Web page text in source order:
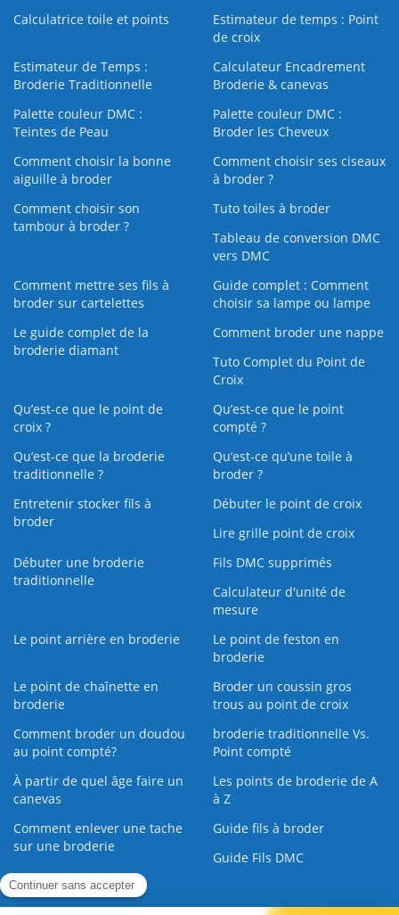
Calculatrice toile et points
Estimateur de temps : Point
de croix
Estimateur de Temps :
Broderie Traditionnelle
Calculateur Encadrement
Broderie & canevas
Palette couleur DMC :
Teintes de Peau
Palette couleur DMC :
Broder les Cheveux
Comment choisir la bonne
aiguille à broder
Comment choisir ses ciseaux
à broder ?
Comment choisir son
tambour à broder ?
Tuto toiles à broder
Tableau de conversion DMC
vers DMC
Comment mettre ses fils à
broder sur cartelettes
Guide complet : Comment
choisir sa lampe ou lampe
Le guide complet de la
broderie diamant
Comment broder une nappe
Tuto Complet du Point de
Croix
Qu’est-ce que le point de
croix ?
Qu’est-ce que le point
compté ?
Qu’est-ce que la broderie
traditionnelle ?
Qu’est‑ce qu’une toile à
broder ?
Entretenir stocker fils à
broder
Débuter le point de croix
Lire grille point de croix
Débuter une broderie
traditionnelle
Fils DMC supprimés
Calculateur d'unité de
mesure
Le point arrière en broderie
Le point de feston en
broderie
Le point de chaînette en
broderie
Broder un coussin gros
trous au point de croix
Comment broder un doudou
au point compté?
broderie traditionnelle Vs.
Point compté
À partir de quel âge faire un
canevas
Les points de broderie de A
à Z
Comment enlever une tache
sur une broderie
Guide fils à broder
Guide Fils DMC
Guide de la Broderie